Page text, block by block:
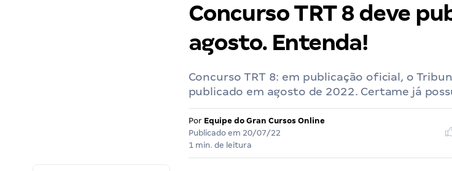
Concurso TRT 8 deve
agosto. Entenda!
Concurso TRT 8: em publicação oficial, o
publicado em agosto de 2022. Certame já
Por Equipe do Gran Cursos Online
Publicado em 20/07/22
1 min. de leitura